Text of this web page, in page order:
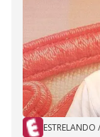
ESTRELANDO /